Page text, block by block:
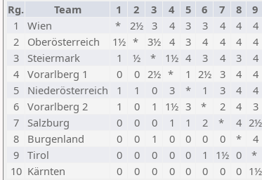
Rg. Team 1 2 3 4 5 6 7 8 9
1
Wien * 2½ 3 4 3 3 4 4 4
2
Oberösterreich 1½ * 3½ 4 3 4 4 4 4
3
Steiermark 1 ½ * 1½ 4 3 4 3 4
4 Vorarlberg 1 0 0 2½ * 1 2½ 3 4 4
5
Niederösterreich 1 1 0 3 * 1 3 4 4
6 Vorarlberg 2 1 0 1 1½ 3 * 2 4 3
7
Salzburg 0 0 0 1 1 2 * 4 2½
8
Burgenland 0 0 1 0 0 0 0 * 4
9 Tirol 0 0 0 0 0 1 1½ 0 *
10 Kärnten 0 0 0 0 0 0 0 0 1½